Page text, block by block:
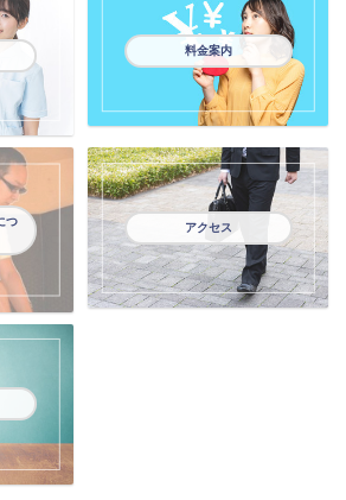
料金案内
つ
アクセス